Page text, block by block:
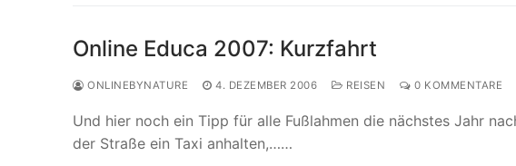
Online Educa 2007: Kurzfahrt
ONLINEBYNATURE 4. DEZEMBER 2006 REISEN 0 KOMMENTARE
Und hier noch ein Tipp für alle Fußlahmen die nächstes Jahr
der Straße ein Taxi anhalten,……